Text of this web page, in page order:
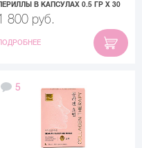
В КАПСУЛАХ 0.5 ГР Х 30
ШТ BEAUTY STYLE
800 руб.
5